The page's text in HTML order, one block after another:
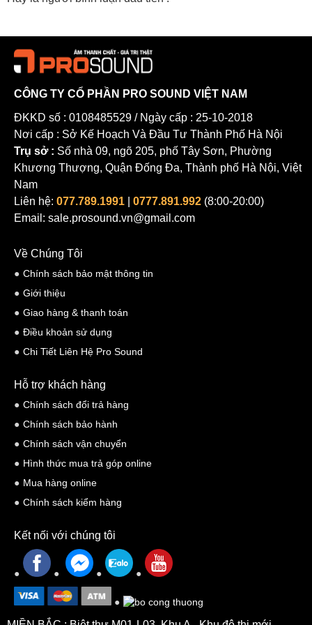
Sản phẩm có trở kháng 32 Ohms - SPL 114dB , dải tần từ 15Hz
đến 27000Hz kết hợp cùng thiết kế Open, giúp âm thanh được tái
tạo tự nhiên với tiếng bass mạnh mẽ. Bạn có thể đắm chìm vào
không gian âm nhạc và thưởng thức như đang nghe nhạc trực tiếp.
Tai nghe Sennheiser PX100II được tích hợp micro và nút điều
chỉnh với các phím âm lượng, phát nhạc/dừng nhạc, chuyển bài..
và trả lời cuộc gọi tiện lợi để bạn sử dụng mà không cần phải điều
khiển trên thiết bị ( tương thích với hệ điều hành iOS).
Thông số kỹ thuật
- Màu sắc: Trắng, Đen
- Tần số đáp ứng: 18 - 20000 Hz
- Độ ồn: 114 dB
- Trở kháng: 32 Ω
- Jack cắm: 3.5 mm mạ vàng
CÔNG TY CỔ PHẦN PRO SOUND VIỆT NAM
ĐKKD số : 0108485529 / Ngày cấp : 25-10-2018
Nơi cấp : Sở Kế Hoạch Và Đầu Tư Thành Phố Hà Nội
Trụ sở : Số nhà 09, ngõ 205, phố Tây Sơn, Phường
Khương Thượng, Quận Đống Đa, Thành phố Hà Nội, Việt
Nam
Liên hệ: 077.789.1991 0777.891.992 (8:00-20:00)
Email: sale.prosound.vn@gmail.com
Về Chúng Tôi
Chính sách bảo mật thông tin
Giới thiệu
Giao hàng & thanh toán
Điều khoản sử dụng
Chi Tiết Liên Hệ Pro Sound
Hỗ trợ khách hàng
Chính sách đổi trả hàng
Chính sách bảo hành
Chính sách vận chuyển
Hình thức mua trả góp online
Mua hàng online
Chính sách kiểm hàng
Kết nối với chúng tôi